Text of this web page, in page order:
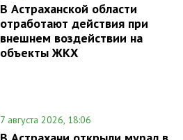
В Астраханской области
отработают действия при
внешнем воздействии на
объекты ЖКХ
7 августа 2026, 18:06